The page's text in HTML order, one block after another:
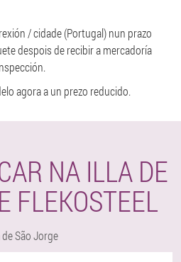
/ cidade (Portugal) nun prazo
despois de recibir a mercadoría
agora a un prezo reducido.
NA ILLA DE
FLEKOSTEEL
de São Jorge